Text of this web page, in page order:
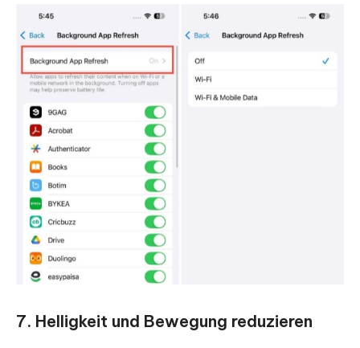
7. Helligkeit und Bewegung reduzieren